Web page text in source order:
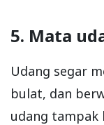
5. Mata
Udang segar
bulat, dan
udang tampak